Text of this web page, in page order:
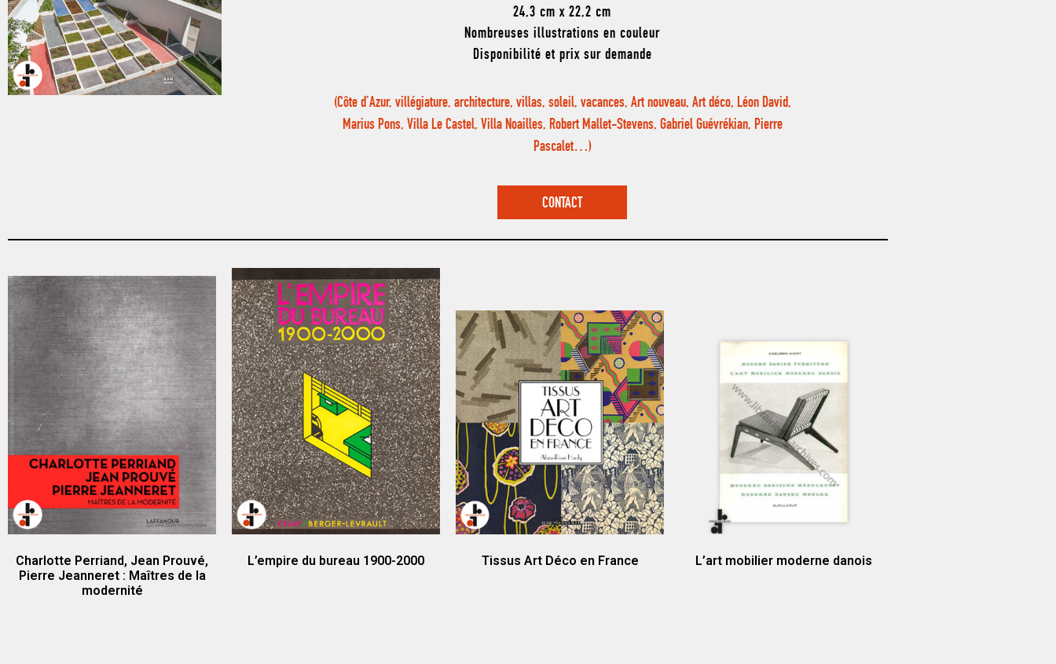
24,3 cm x 22,2 cm
Nombreuses illustrations en couleur
Disponibilité et prix sur demande
(Côte d’Azur, villégiature, architecture, villas, soleil, vacances, Art nouveau, Art déco, Léon David,
Marius Pons, Villa Le Castel, Villa Noailles, Robert Mallet-Stevens, Gabriel Guévrékian, Pierre
Pascalet…)
CONTACT
Charlotte Perriand, Jean Prouvé,
Pierre Jeanneret : Maîtres de la
modernité
L’empire du bureau 1900-2000 Tissus Art Déco en France L’art mobilier moderne danois